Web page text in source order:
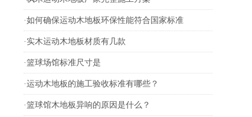
·如何确保运动木地板环保性能符合国家标准
· 实木运动木地板材质有几款
·篮球场馆标准尺寸是
·运动木地板的施工验收标准有哪些？
·篮球馆木地板异响的原因是什么？